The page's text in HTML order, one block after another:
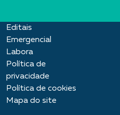
Editais
Emergencial
Labora
Política de
privacidade
Política de cookies
Mapa do site